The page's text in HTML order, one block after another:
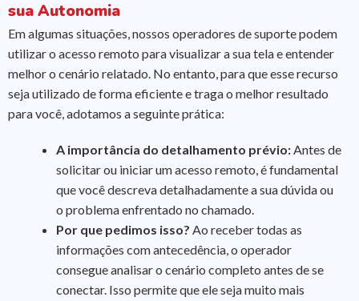
sua Autonomia
Em algumas situações, nossos operadores de suporte podem
utilizar o acesso remoto para visualizar a sua tela e entender
melhor o cenário relatado. No entanto, para que esse recurso
seja utilizado de forma eficiente e traga o melhor resultado
para você, adotamos a seguinte prática:
A importância do detalhamento prévio:Antes de
solicitar ou iniciar um acesso remoto, é fundamental
que você descreva detalhadamente a sua dúvida ou
o problema enfrentado no chamado.
Por que pedimos isso? Ao receber todas as
informações com antecedência, o operador
consegue analisar o cenário completo antes de se
conectar. Isso permite que ele seja muito mais